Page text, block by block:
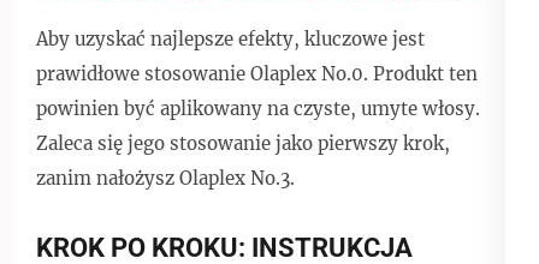
Aby uzyskać najlepsze efekty, kluczowe jest
prawidłowe stosowanie Olaplex No.0. Produkt ten
powinien być aplikowany na czyste, umyte włosy.
Zaleca się jego stosowanie jako pierwszy krok,
zanim nałożysz Olaplex No.3.
KROK PO KROKU: INSTRUKCJA